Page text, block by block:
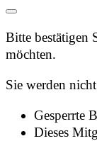
Bitte bestätigen
möchten.
Sie werden
Gesperrte
Dieses